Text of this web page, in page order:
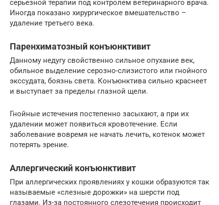
серьезной терапии под контролем ветеринарного врача.
Иногда показано хирургическое вмешательство –
удаление третьего века.
Паренхиматозный конъюнктивит
Данному недугу свойственно сильное опухание век,
обильное выделение серозно-слизистого или гнойного
экссудата, боязнь света. Конъюнктива сильно краснеет
и выступает за пределы глазной щели.
Гнойные истечения постепенно засыхают, а при их
удалении может появиться кровотечение. Если
заболевание вовремя не начать лечить, котенок может
потерять зрение.
Аллергический конъюнктивит
При аллергических проявлениях у кошки образуются так
называемые «слезные дорожки» на шерсти под
глазами. Из-за постоянного слезотечения происходит